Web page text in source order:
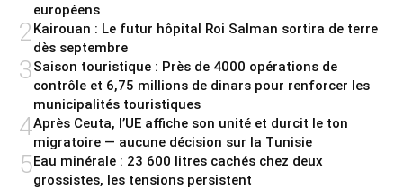
européens
2Kairouan : Le futur hôpital Roi Salman sortira de terre
dès septembre
3Saison touristique : Près de 4000 opérations de
contrôle et 6,75 millions de dinars pour renforcer les
municipalités touristiques
4Après Ceuta, l’UE affiche son unité et durcit le ton
migratoire — aucune décision sur la Tunisie
5Eau minérale : 23 600 litres cachés chez deux
grossistes, les tensions persistent